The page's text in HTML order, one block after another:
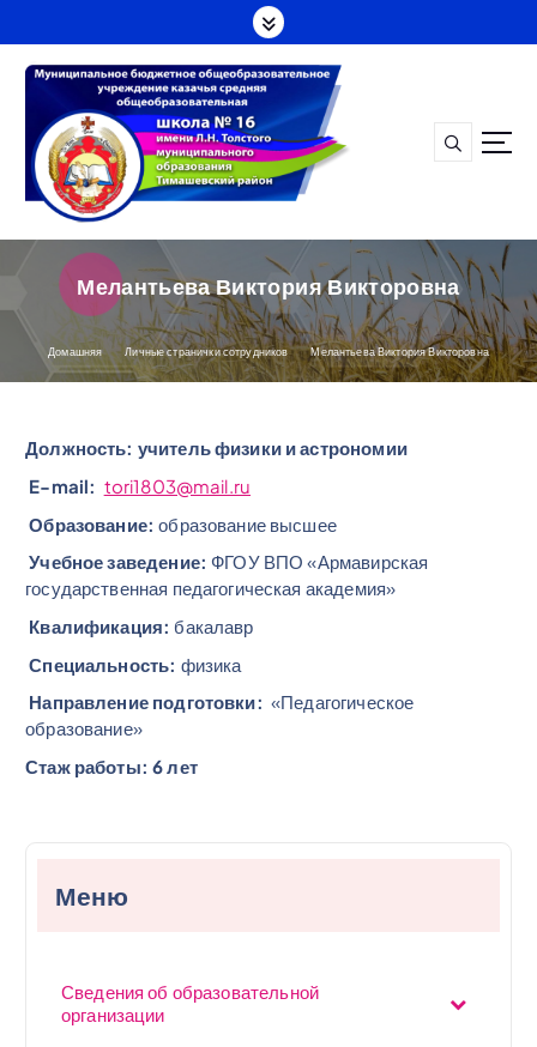
а
Мелантьева Виктория Викторовна
Домашняя Личные странички сотрудников Мелантьева Виктория Викторовна
Должность: учитель физики и астрономии
E-mail: tori1803@mail.ru
Образование:образование высшее
Учебное заведение: ФГОУ ВПО «Армавирская
государственная педагогическая академия»
Квалификация: бакалавр
Специальность: физика
Направление подготовки: «Педагогическое
образование»
Стаж работы: 6 лет
Меню
Сведения об образовательной
организации